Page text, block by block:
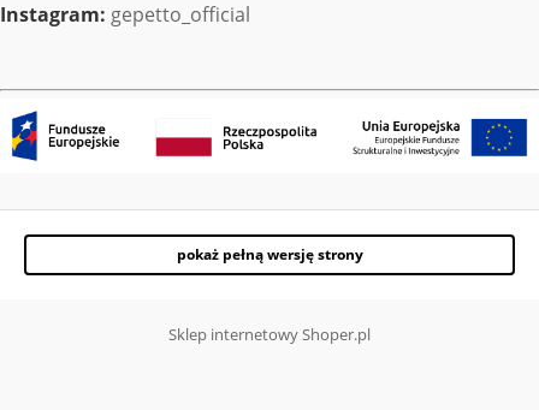
Instagram: gepetto_official
pokaż pełną wersję strony
Sklep internetowy Shoper.pl